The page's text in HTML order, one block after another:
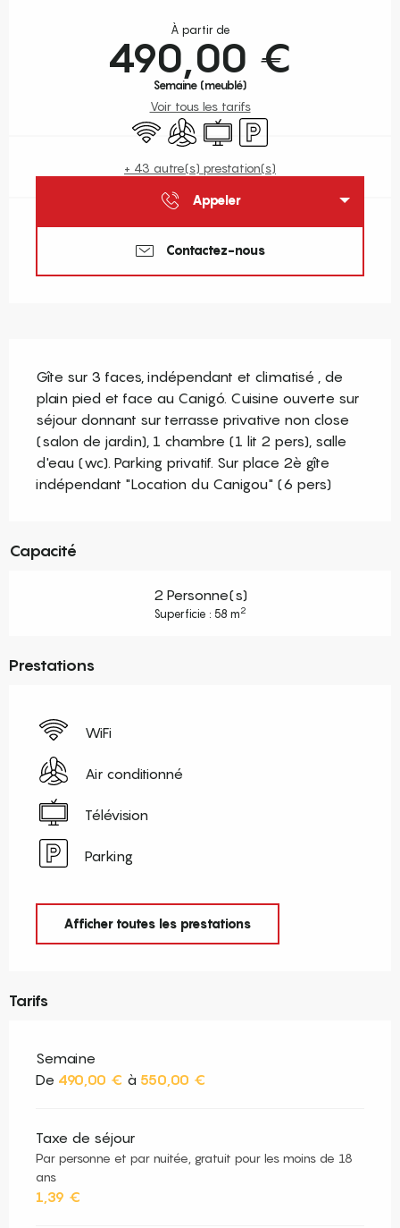
À partir de
490,00 €
Semaine (meublé)
Voir tous les tarifs
WiFi Air conditionné
Télévision
Parking
+ 43 autre(s) prestation(s)
Appeler
Contactez-nous
Gîte sur 3 faces, indépendant et climatisé , de
plain pied et face au Canigó. Cuisine ouverte sur
séjour donnant sur terrasse privative non close
(salon de jardin), 1 chambre (1 lit 2 pers), salle
d'eau (wc). Parking privatif. Sur place 2è gîte
indépendant "Location du Canigou" (6 pers)
Capacité
2 Personne(s)
Superficie : 58 m2
Prestations
WiFi
Air conditionné
Télévision
Parking
Afficher toutes les prestations
Tarifs
Semaine
De 490,00 € à 550,00 €
Taxe de séjour
Par personne et par nuitée, gratuit pour les moins de 18
ans
1,39 €